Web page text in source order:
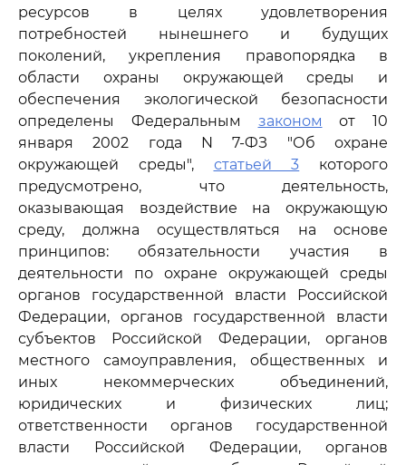
ресурсов в целях удовлетворения
потребностей нынешнего и будущих
поколений, укрепления правопорядка в
области охраны окружающей среды и
обеспечения экологической безопасности
определены Федеральным законом от 10
января 2002 года N 7-ФЗ "Об охране
окружающей среды", статьей 3 которого
предусмотрено, что деятельность,
оказывающая воздействие на окружающую
среду, должна осуществляться на основе
принципов: обязательности участия в
деятельности по охране окружающей среды
органов государственной власти Российской
Федерации, органов государственной власти
субъектов Российской Федерации, органов
местного самоуправления, общественных и
иных некоммерческих объединений,
юридических и физических лиц;
ответственности органов государственной
власти Российской Федерации, органов